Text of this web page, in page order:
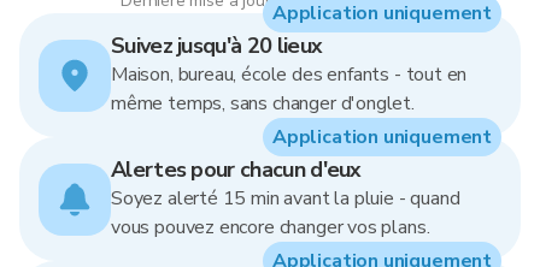
Suivez jusqu'à 20 lieux
Maison, bureau, école des enfants - tout en
même temps, sans changer d'onglet.
Application uniquement
Alertes pour chacun d'eux
Soyez alerté 15 min avant la pluie - quand
vous pouvez encore changer vos plans.
Application uniquement
Application uniquement